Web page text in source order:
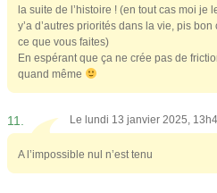
la suite de l’histoire ! (en tout cas moi je
y’a d’autres priorités dans la vie, pis bon
ce que vous faites)
En espérant que ça ne crée pas de
quand même
11. Le lundi 13 janvier 2025,
A l’impossible nul n’est tenu